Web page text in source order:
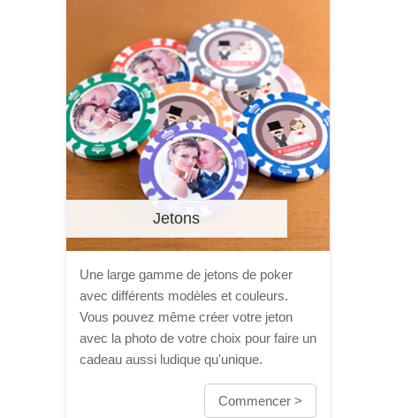
Jetons
Une large gamme de jetons de poker
avec différents modèles et couleurs.
Vous pouvez même créer votre jeton
avec la photo de votre choix pour faire un
cadeau aussi ludique qu'unique.
Commencer >